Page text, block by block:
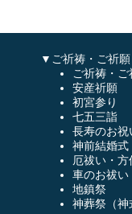
▼ご祈祷・ご祈願
ご祈祷・ご
安産祈願
初宮参り
七五三詣
長寿のお祝
神前結婚式
厄祓い・方
車のお祓い
地鎮祭
神葬祭（神